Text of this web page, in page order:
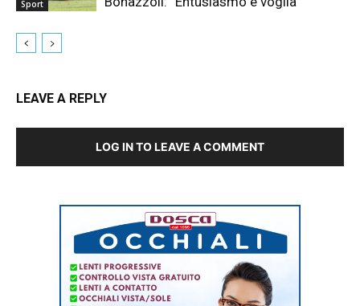
Sport
LEAVE A REPLY
LOG IN TO LEAVE A COMMENT